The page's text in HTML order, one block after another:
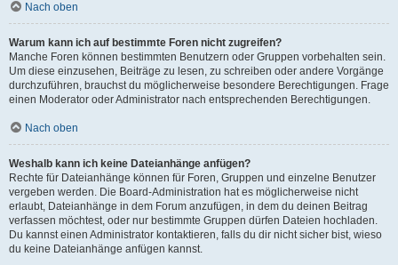
Nach oben
Warum kann ich auf bestimmte Foren nicht zugreifen?
Manche Foren können bestimmten Benutzern oder Gruppen vorbehalten sein.
Um diese einzusehen, Beiträge zu lesen, zu schreiben oder andere Vorgänge
durchzuführen, brauchst du möglicherweise besondere Berechtigungen. Frage
einen Moderator oder Administrator nach entsprechenden Berechtigungen.
Nach oben
Weshalb kann ich keine Dateianhänge anfügen?
Rechte für Dateianhänge können für Foren, Gruppen und einzelne Benutzer
vergeben werden. Die Board-Administration hat es möglicherweise nicht
erlaubt, Dateianhänge in dem Forum anzufügen, in dem du deinen Beitrag
verfassen möchtest, oder nur bestimmte Gruppen dürfen Dateien hochladen.
Du kannst einen Administrator kontaktieren, falls du dir nicht sicher bist, wieso
du keine Dateianhänge anfügen kannst.